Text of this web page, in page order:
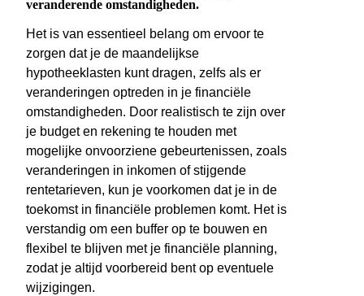
veranderende omstandigheden.
Het is van essentieel belang om ervoor te
zorgen dat je de maandelijkse
hypotheeklasten kunt dragen, zelfs als er
veranderingen optreden in je financiële
omstandigheden. Door realistisch te zijn over
je budget en rekening te houden met
mogelijke onvoorziene gebeurtenissen, zoals
veranderingen in inkomen of stijgende
rentetarieven, kun je voorkomen dat je in de
toekomst in financiële problemen komt. Het is
verstandig om een buffer op te bouwen en
flexibel te blijven met je financiële planning,
zodat je altijd voorbereid bent op eventuele
wijzigingen.